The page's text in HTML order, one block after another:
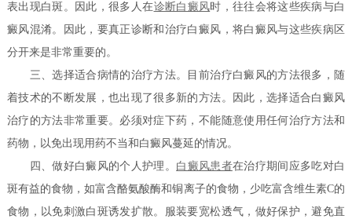
表出现白斑。因此，很多人在诊断白癜风时，往往会将这些疾病与白
癜风混淆。因此，要真正诊断和治疗白癜风，将白癜风与这些疾病区
分开来是非常重要的。
三、选择适合病情的治疗方法。目前治疗白癜风的方法很多，随
着技术的不断发展，也出现了很多新的方法。因此，选择适合白癜风
治疗的方法非常重要。必须对症下药，不能随意使用任何治疗方法和
药物，以免出现用药不当和白癜风蔓延的情况。
四、做好白癜风的个人护理。 白癜风患者在治疗期间应多吃对白
斑有益的食物，如富含酪氨酸酶和铜离子的食物，少吃富含维生素C的
食物，以免刺激白斑诱发扩散。服装要宽松透气，做好保护，避免直